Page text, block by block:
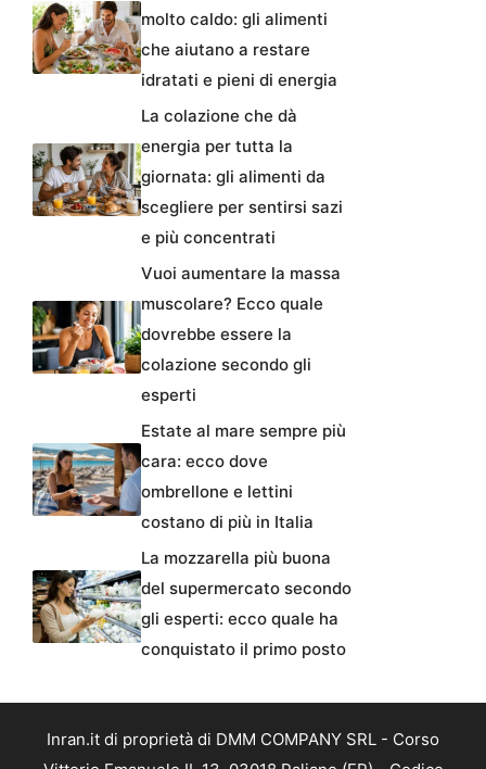
molto caldo: gli alimenti
che aiutano a restare
idratati e pieni di energia
La colazione che dà
energia per tutta la
giornata: gli alimenti da
scegliere per sentirsi sazi
e più concentrati
Vuoi aumentare la massa
muscolare? Ecco quale
dovrebbe essere la
colazione secondo gli
esperti
Estate al mare sempre più
cara: ecco dove
ombrellone e lettini
costano di più in Italia
La mozzarella più buona
del supermercato secondo
gli esperti: ecco quale ha
conquistato il primo posto
Inran.it di proprietà di DMM COMPANY SRL - Corso